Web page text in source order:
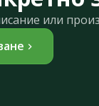
или